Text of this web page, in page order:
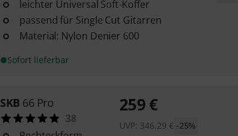
leichter Universal Soft-Koffer
passend für Single Cut Gitarren
Material: Nylon Denier 600
Sofort lieferbar
SKB 66 Pro
38
259€
UVP: 346,29 € -25%